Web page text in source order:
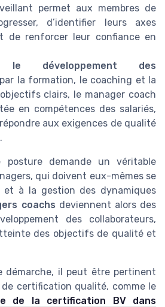
permet aux membres de
d’identifier leurs axes
de renforcer leur confiance en
le développement des
la formation, le coaching et la
clairs, le manager coach
en compétences des salariés,
aux exigences de qualité
posture demande un véritable
qui doivent eux-mêmes se
et à la gestion des dynamiques
coachs deviennent alors des
des collaborateurs,
des objectifs de qualité et
démarche, il peut être pertinent
certification qualité, comme le
de la certification BV dans